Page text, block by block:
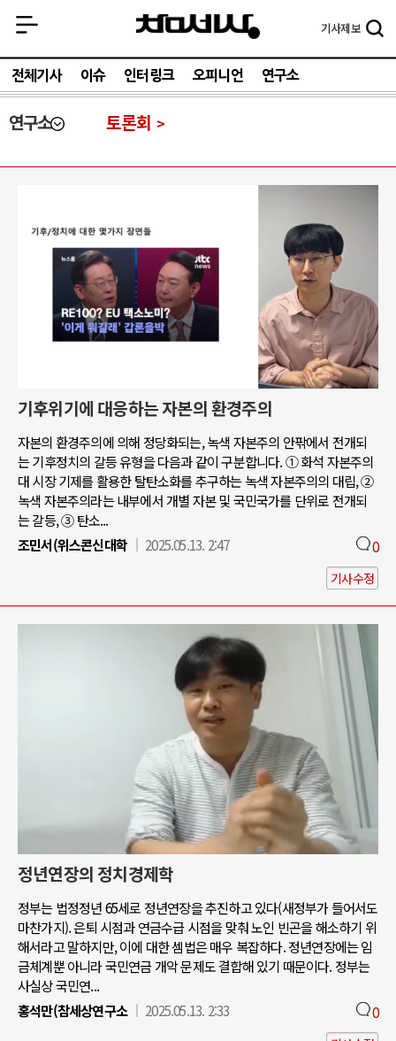
기사제보
전체기사 이슈 인터링크 오피니언 연구소
연구소 토론회
기후위기에 대응하는 자본의 환경주의
자본의 환경주의에 의해 정당화되는, 녹색 자본주의 안팎에서 전개되
는 기후정치의 갈등 유형을 다음과 같이 구분합니다. ① 화석 자본주의
대 시장 기제를 활용한 탈탄소화를 추구하는 녹색 자본주의의 대립, ②
녹색 자본주의라는 내부에서 개별 자본 및 국민국가를 단위로 전개되
는 갈등, ③ 탄소...
조민서(위스콘신대학
2025.05.13. 2:47 0
기사수정
정년연장의 정치경제학
정부는 법정정년 65세로 정년연장을 추진하고 있다(새정부가 들어서도
마찬가지). 은퇴 시점과 연금수급 시점을 맞춰 노인 빈곤을 해소하기 위
해서라고 말하지만, 이에 대한 셈법은 매우 복잡하다. 정년연장에는 임
금체계뿐 아니라 국민연금 개악 문제도 결합해 있기 때문이다. 정부는
사실상 국민연...
홍석만(참세상연구소
2025.05.13. 2:33 0